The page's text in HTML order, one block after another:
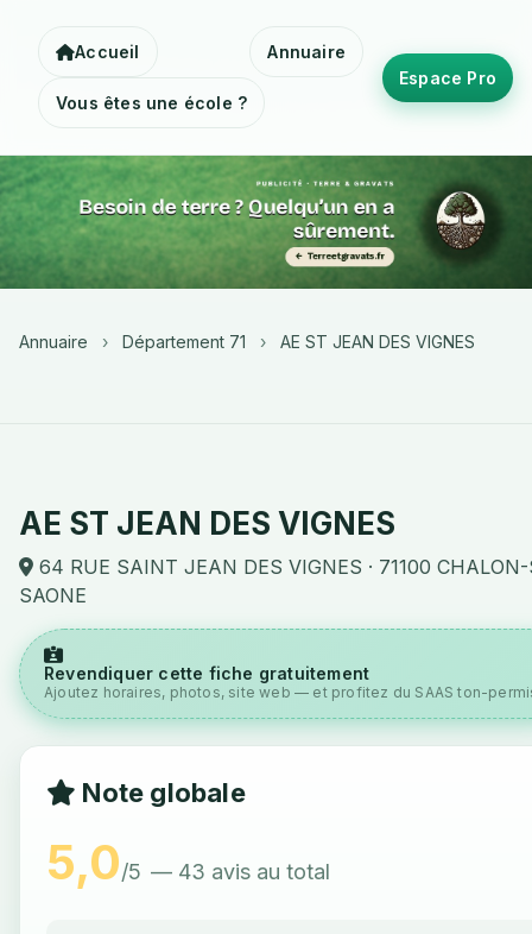
Accueil Annuaire
Vous êtes une école ?
Espace Pro
Annuaire › Département 71 › AE ST JEAN DES VIGNES
AE ST JEAN DES VIGNES
64 RUE SAINT JEAN DES VIGNES · 71100
SAONE
Revendiquer cette fiche gratuitement
Ajoutez horaires, photos, site web — et profitez du SAAS ton-
Note globale
5,0/5 — 43 avis au total